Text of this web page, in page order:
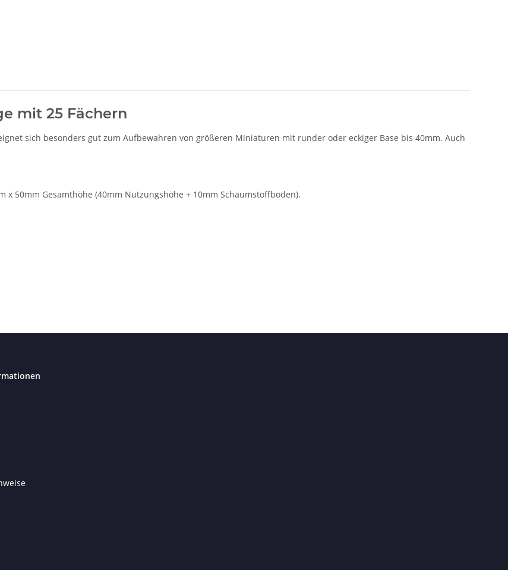
mit 25 Fächern
sich besonders gut zum Aufbewahren von größeren Miniaturen mit runder oder eckiger Base bis 40mm. Auch
x 50mm Gesamthöhe (40mm Nutzungshöhe + 10mm Schaumstoffboden).